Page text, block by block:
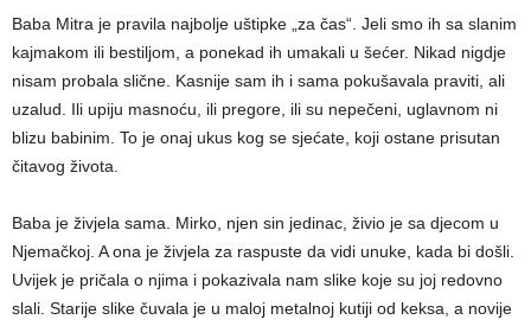
Baba Mitra je pravila najbolje uštipke „za čas“. Jeli smo ih sa slanim
kajmakom ili bestiljom, a ponekad ih umakali u šećer. Nikad nigdje
nisam probala slične. Kasnije sam ih i sama pokušavala praviti, ali
uzalud. Ili upiju masnoću, ili pregore, ili su nepečeni, uglavnom ni
blizu babinim. To je onaj ukus kog se sjećate, koji ostane prisutan
čitavog života.
Baba je živjela sama. Mirko, njen sin jedinac, živio je sa djecom u
Njemačkoj. A ona je živjela za raspuste da vidi unuke, kada bi došli.
Uvijek je pričala o njima i pokazivala nam slike koje su joj redovno
slali. Starije slike čuvala je u maloj metalnoj kutiji od keksa, a novije